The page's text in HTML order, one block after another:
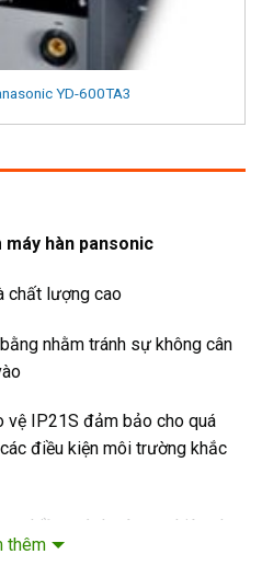
YD-600TA3
hàn pansonic
chất lượng cao
nhằm tránh sự không cân
vệ IP21S đảm bảo cho quá
điều kiện môi trường khắc
nhiều ngành công nghiệp như
dựng
thêm